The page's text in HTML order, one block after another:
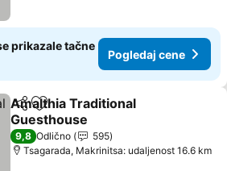
prikazale tačne
Pogledaj cene
Deli Dodati u favorite
Amalthia Traditional
Guesthouse
Pogledaj cene
9,8 Odlično
595
Tsagarada, Makrinitsa: udaljenost 16.6 km